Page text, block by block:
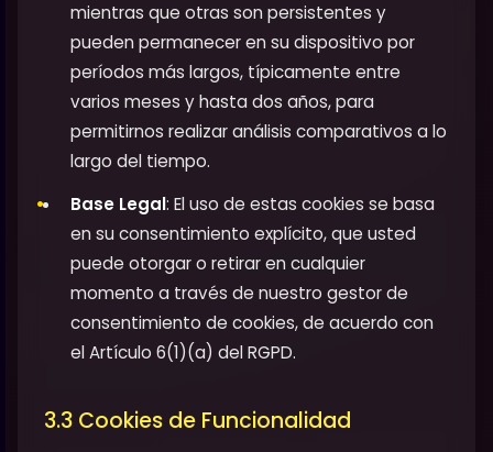
mientras que otras son persistentes y
pueden permanecer en su dispositivo por
períodos más largos, típicamente entre
varios meses y hasta dos años, para
permitirnos realizar análisis comparativos a lo
largo del tiempo.
Base Legal: El uso de estas cookies se basa
en su consentimiento explícito, que usted
puede otorgar o retirar en cualquier
momento a través de nuestro gestor de
consentimiento de cookies, de acuerdo con
el Artículo 6(1)(a) del RGPD.
3.3 Cookies de Funcionalidad